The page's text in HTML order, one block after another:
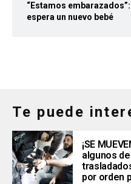
“Estamos
espera un nuevo bebé
Te puede
¡SE
algunos
por orden